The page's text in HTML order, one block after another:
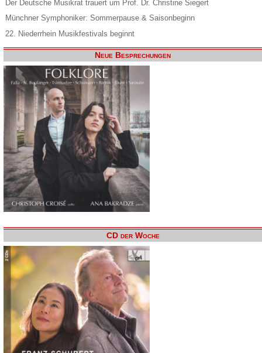
Der Deutsche Musikrat trauert um Prof. Dr. Christine Siegert
Münchner Symphoniker: Sommerpause & Saisonbeginn
22. Niederrhein Musikfestivals beginnt
Neue Besprechungen
CD der Woche